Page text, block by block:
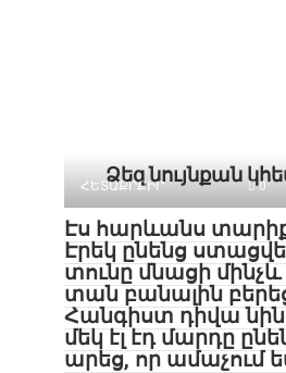
Ձեզ նույնքան
ՀԵՏԱՔՐՔԻՐ 0
Էս հարևանս
Էրեկ ընենց
տունը մնացի մինչև
տան բանալին
Հանգիստ դիվա
մեկ էլ էդ մարդը
արեց, որ ամաչում